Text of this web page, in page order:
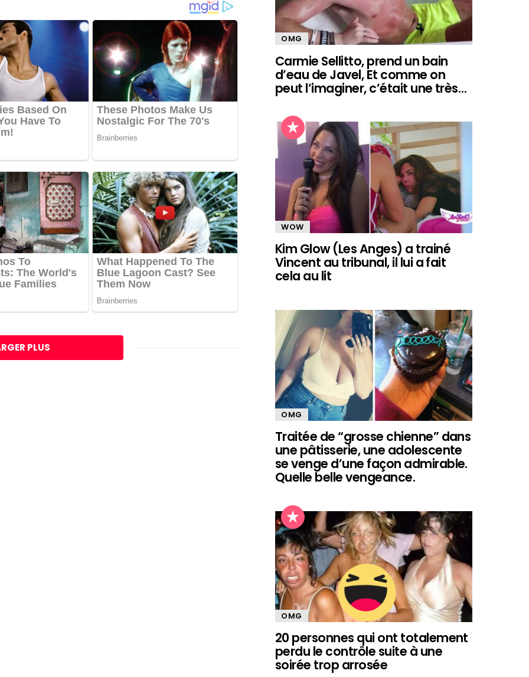
PLUS
OMG
Carmie Sellitto, prend un bain
d’eau de Javel, Et comme on
peut l’imaginer, c’était une très…
WOW
Kim Glow (Les Anges) a trainé
Vincent au tribunal, il lui a fait
cela au lit
OMG
Traitée de “grosse chienne” dans
une pâtisserie, une adolescente
se venge d’une façon admirable.
Quelle belle vengeance.
OMG
20 personnes qui ont totalement
perdu le contrôle suite à une
soirée trop arrosée